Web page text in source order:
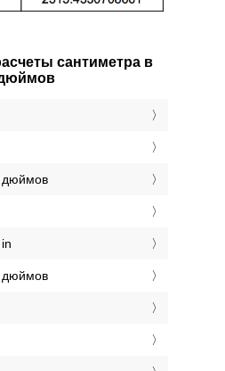
сантиметра в
дюймов
дюймов